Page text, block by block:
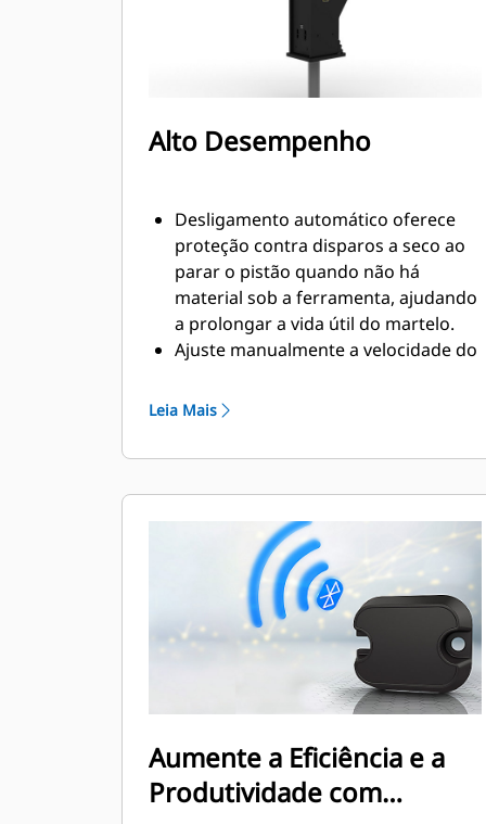
Alto Desempenho
Desligamento automático oferece
proteção contra disparos a seco ao
parar o pistão quando não há
material sob a ferramenta, ajudando
a prolongar a vida útil do martelo.
Ajuste manualmente a velocidade do
velocidade do pistão ou potência
eficiência e a produção no local de
silenciamento permite que você use
um martelo GC S em locais de
trabalho em áreas sensíveis ao ruído,
como bairros ou perto de hospitais
onde o ruído é regulamentado.
Leia Mais
Aumente a Eficiência e a
Produtividade com